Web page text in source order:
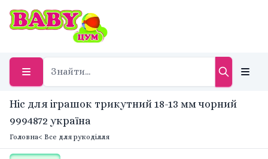
Ніс для іграшок трикутний 18-13 мм чорний
9994872 україна
Головна< Все для рукоділля